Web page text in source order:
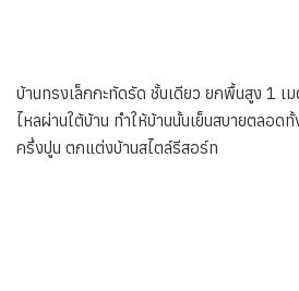
บ้านทรงเล็กกะทัดรัด ชั้นเดียว ยกพื้นสูง 1 เ
ไหลผ่านใต้บ้าน ทำให้บ้านนั้นเย็นสบายตลอด
ครึ่งปูน ตกแต่งบ้านสไตล์รีสอร์ท